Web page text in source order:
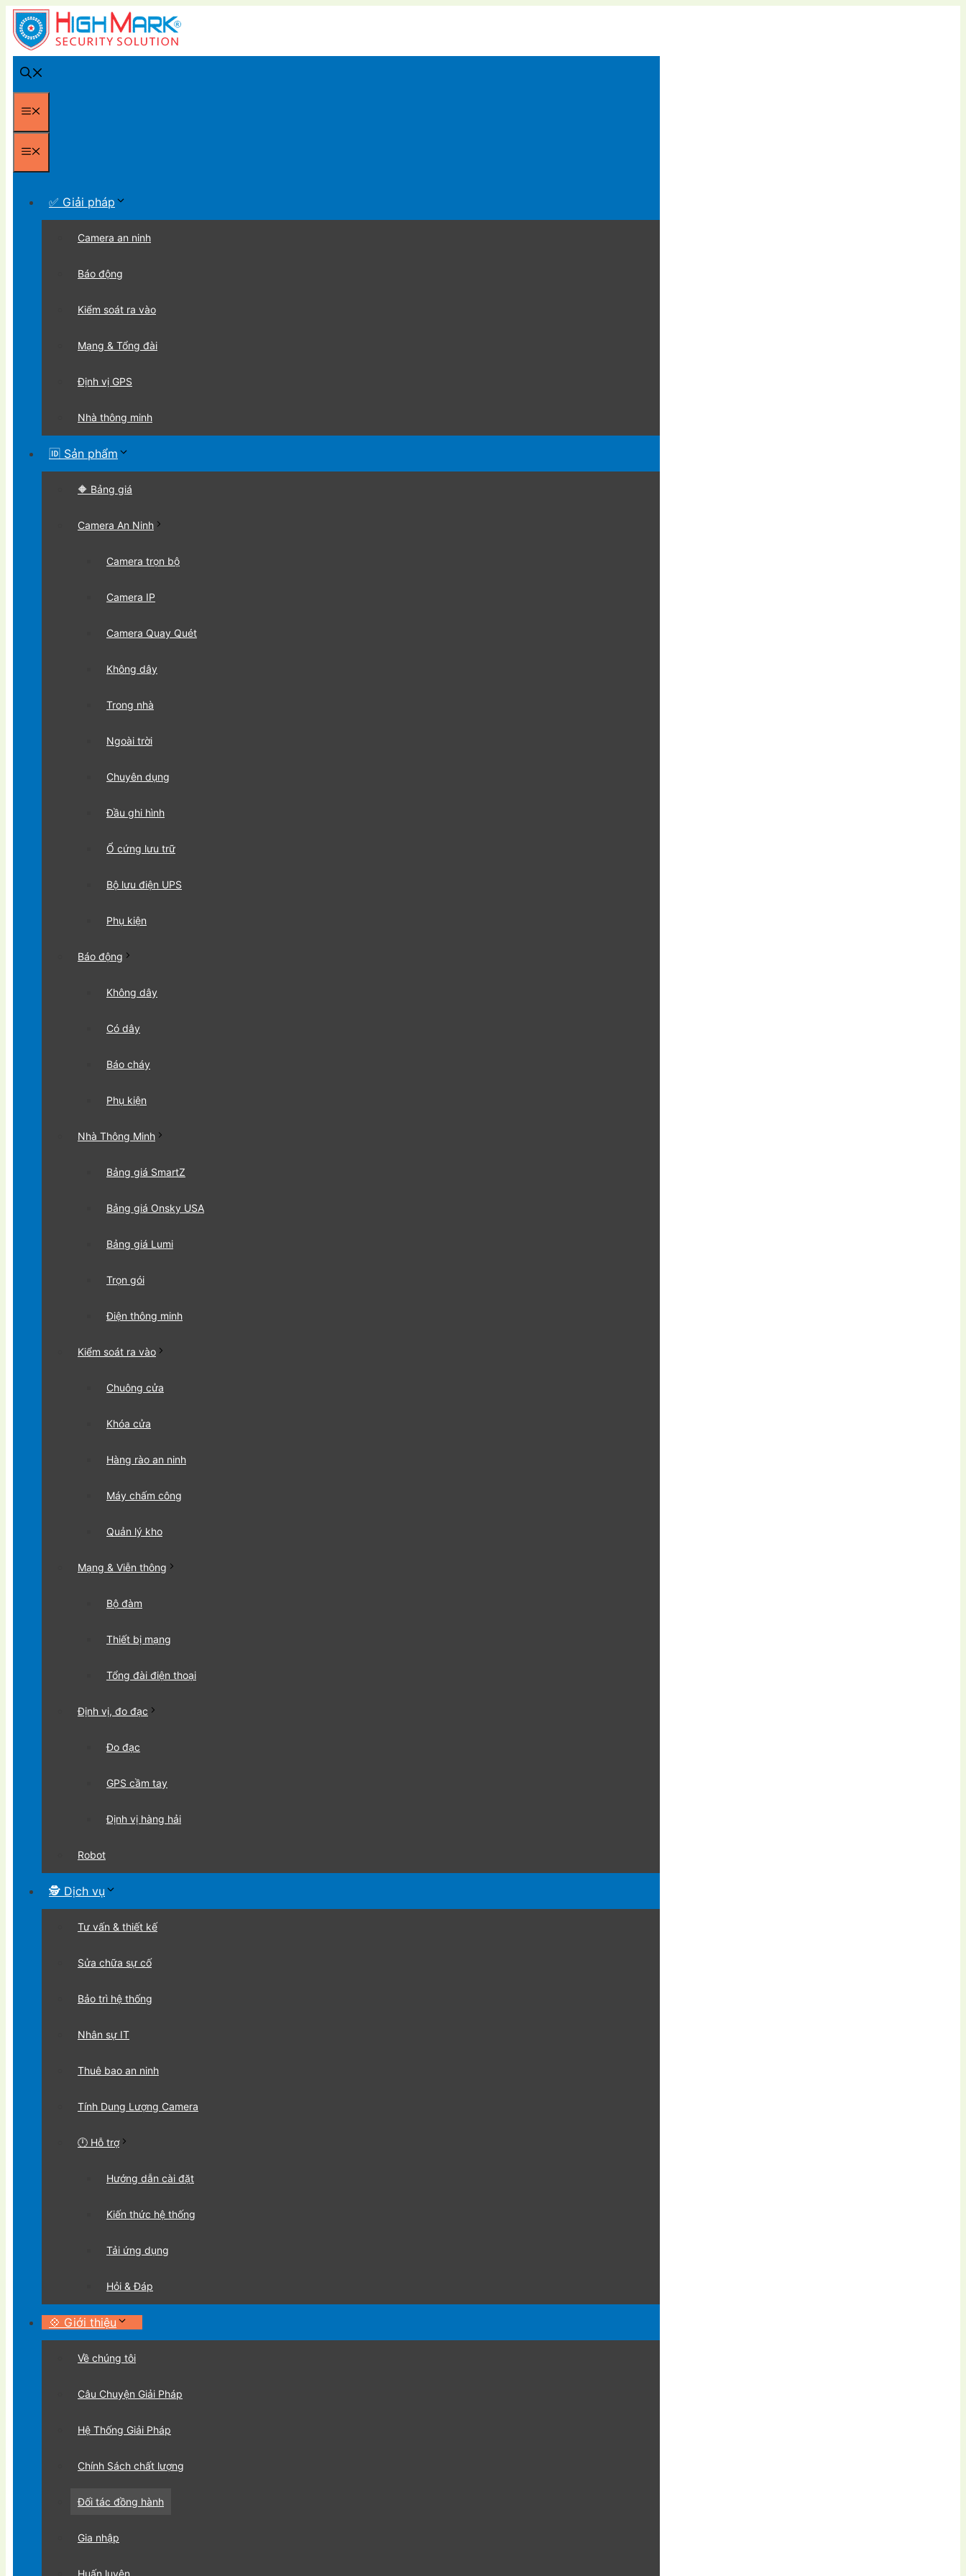
Chuyển
đến
nội
dung
Menu
Menu
✅ Giải pháp
Camera an ninh
Báo động
Kiểm soát ra vào
Mạng & Tổng đài
Định vị GPS
Nhà thông minh
🆔 Sản phẩm
🔶 Bảng giá
Camera An Ninh
Camera trọn bộ
Camera IP
Camera Quay Quét
Không dây
Trong nhà
Ngoài trời
Chuyên dụng
Đầu ghi hình
Ổ cứng lưu trữ
Bộ lưu điện UPS
Phụ kiện
Báo động
Không dây
Có dây
Báo cháy
Phụ kiện
Nhà Thông Minh
Bảng giá SmartZ
Bảng giá Onsky USA
Bảng giá Lumi
Trọn gói
Điện thông minh
Kiểm soát ra vào
Chuông cửa
Khóa cửa
Hàng rào an ninh
Máy chấm công
Quản lý kho
Mạng & Viễn thông
Bộ đàm
Thiết bị mạng
Tổng đài điện thoại
Định vị, đo đạc
Đo đạc
GPS cầm tay
Định vị hàng hải
Robot
🕵 Dịch vụ
Tư vấn & thiết kế
Sửa chữa sự cố
Bảo trì hệ thống
Nhân sự IT
Thuê bao an ninh
Tính Dung Lượng Camera
🕛 Hỗ trợ
Hướng dẫn cài đặt
Kiến thức hệ thống
Tải ứng dụng
Hỏi & Đáp
💠 Giới thiệu
Về chúng tôi
Câu Chuyện Giải Pháp
Hệ Thống Giải Pháp
Chính Sách chất lượng
Đối tác đồng hành
Gia nhập
Huấn luyện